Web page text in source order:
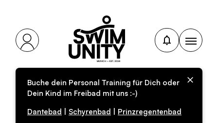
Buche dein Personal Training für Dich oder
Dein Kind im Freibad mit uns :-)
Dantebad
Schyrenbad Prinzregentenbad
Personal-Training für
Erwachsene